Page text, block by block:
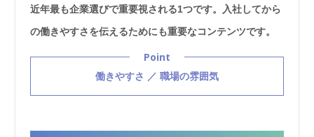
近年最も企業選びで重要視される1つです。入社してから
の働きやすさを伝えるためにも重要なコンテンツです。
Point
働きやすさ ／ 職場の雰囲気